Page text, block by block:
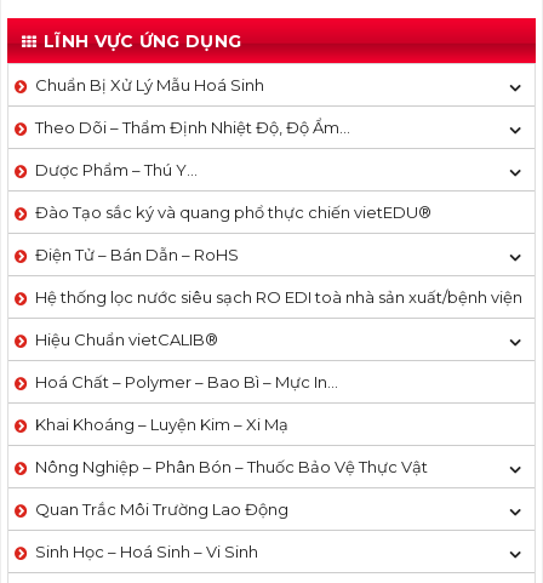
LĨNH VỰC ỨNG DỤNG
Chuẩn Bị Xử Lý Mẫu Hoá Sinh
Theo Dõi – Thẩm Định Nhiệt Độ, Độ Ẩm…
Dược Phẩm – Thú Y…
Đào Tạo sắc ký và quang phổ thực chiến vietEDU®
Điện Tử – Bán Dẫn – RoHS
Hệ thống lọc nước siêu sạch RO EDI​​ toà nhà sản xuất/bệnh viện
Hiệu Chuẩn vietCALIB®
Hoá Chất – Polymer – Bao Bì – Mực In…
Khai Khoáng – Luyện Kim – Xi Mạ
Nông Nghiệp – Phân Bón – Thuốc Bảo Vệ Thực Vật
Quan Trắc Môi Trường Lao Động
Sinh Học – Hoá Sinh – Vi Sinh